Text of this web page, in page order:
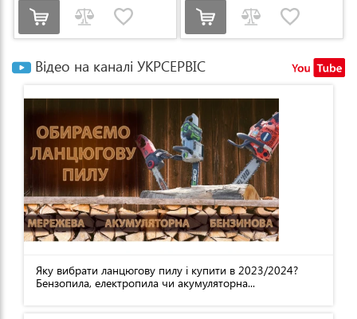
Відео на каналі УКРСЕРВІС
Яку вибрати ланцюгову пилу і купити в 2023/2024?
Бензопила, електропила чи акумуляторна...